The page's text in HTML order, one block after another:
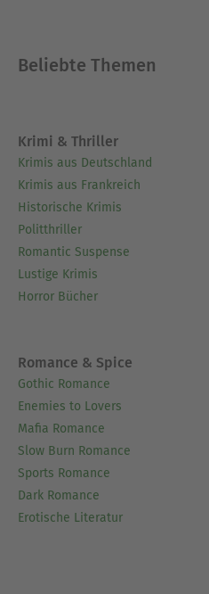
Beliebte Themen
Krimi & Thriller
Krimis aus Deutschland
Krimis aus Frankreich
Historische Krimis
Politthriller
Romantic Suspense
Lustige Krimis
Horror Bücher
Romance & Spice
Gothic Romance
Enemies to Lovers
Mafia Romance
Slow Burn Romance
Sports Romance
Dark Romance
Erotische Literatur